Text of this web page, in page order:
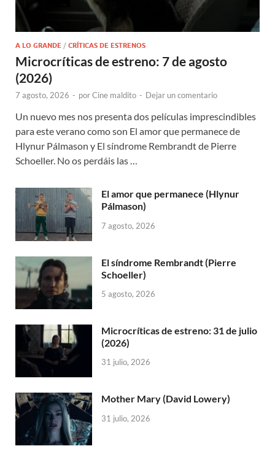
A LO GRANDE / CRÍTICAS DE ESTRENOS
Microcríticas de estreno: 7 de agosto
(2026)
7 agosto, 2026 - porCine maldito - Dejar un comentario
Un nuevo mes nos presenta dos películas imprescindibles
para este verano como son El amor que permanece de
Hlynur Pálmason y El síndrome Rembrandt de Pierre
Schoeller. No os perdáis las …
El amor que permanece (Hlynur
Pálmason)
7 agosto, 2026
El síndrome Rembrandt (Pierre
Schoeller)
5 agosto, 2026
Microcríticas de estreno: 31 de julio
(2026)
31 julio, 2026
Mother Mary (David Lowery)
31 julio, 2026